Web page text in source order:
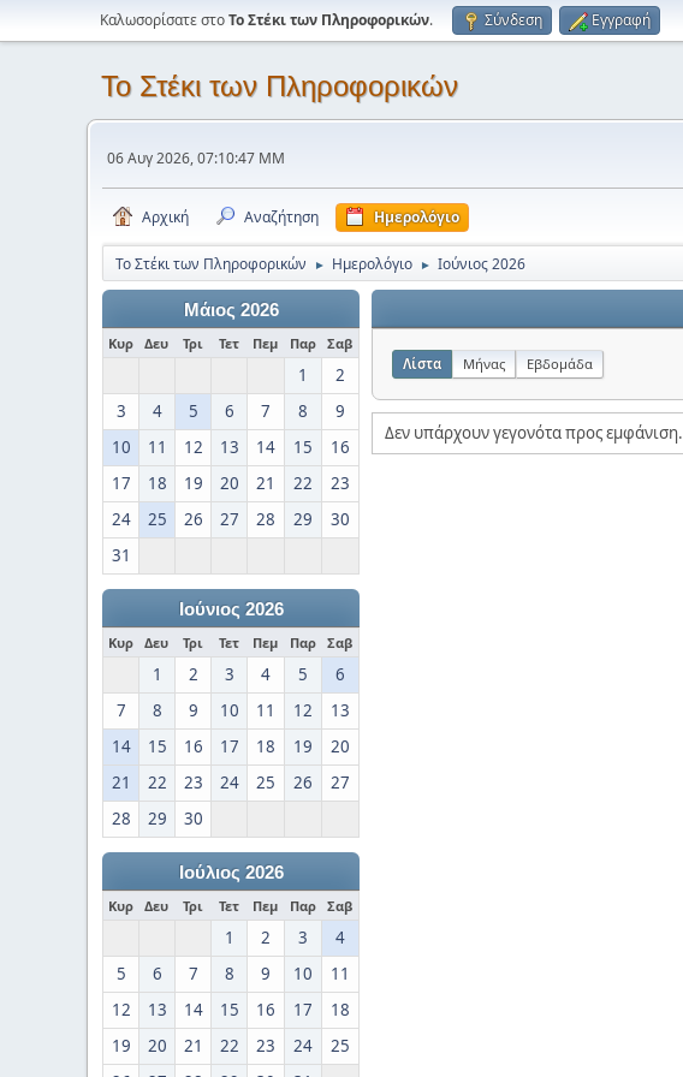
Καλωσορίσατε στοΤο Στέκι των Πληροφορικών. Σύνδεση Εγγραφή
Το Στέκι των Πληροφορικών
06 Αυγ 2026, 07:10:47 ΜΜ
Αρχική Αναζήτηση Ημερολόγιο
Το Στέκι των Πληροφορικών ► Ημερολόγιο ► Ιούνιος 2026
Μάιος 2026
Κυρ Δευ Τρι Τετ Πεμ Παρ Σαβ
1
2
3
4 5 6 7 8
9
10
11 12 13 14 15
16
17
18 19 20 21 22
23
24
25 26 27 28 29
30
31
Ιούνιος 2026
Κυρ Δευ Τρι Τετ Πεμ Παρ Σαβ
1 2 3 4 5
6
7
8 9 10 11 12
13
14
15 16 17 18 19
20
21
22 23 24 25 26
27
28
29 30
Ιούλιος 2026
Κυρ Δευ Τρι Τετ Πεμ Παρ Σαβ
1 2 3
4
5
6 7 8 9 10
11
12
13 14 15 16 17
18
19
20 21 22 23 24
25
Λίστα Μήνας Εβδομάδα
Δεν υπάρχουν γεγονότα προς εμφάνιση.